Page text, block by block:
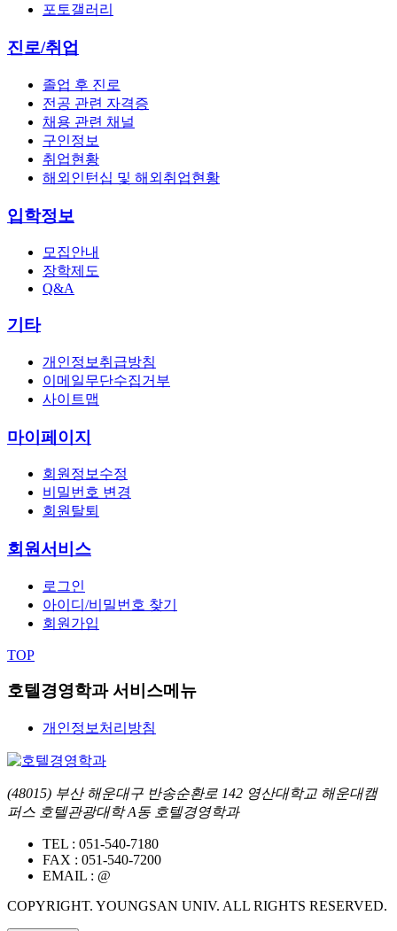
포토갤러리
진로/취업
졸업 후 진로
전공 관련 자격증
채용 관련 채널
구인정보
취업현황
해외인턴십 및 해외취업현황
입학정보
모집안내
장학제도
Q&A
기타
개인정보취급방침
이메일무단수집거부
사이트맵
마이페이지
회원정보수정
비밀번호 변경
회원탈퇴
회원서비스
로그인
아이디/비밀번호 찾기
회원가입
TOP
호텔경영학과 서비스메뉴
개인정보처리방침
(48015) 부산 해운대구 반송순환로 142 영산대학교 해운대캠
퍼스 호텔관광대학 A동 호텔경영학과
TEL : 051-540-7180
FAX : 051-540-7200
EMAIL : @
COPYRIGHT. YOUNGSAN UNIV. ALL RIGHTS RESERVED.